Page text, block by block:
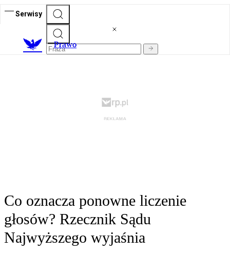
Serwisy
Prawo
Co oznacza ponowne liczenie
głosów? Rzecznik Sądu
Najwyższego wyjaśnia